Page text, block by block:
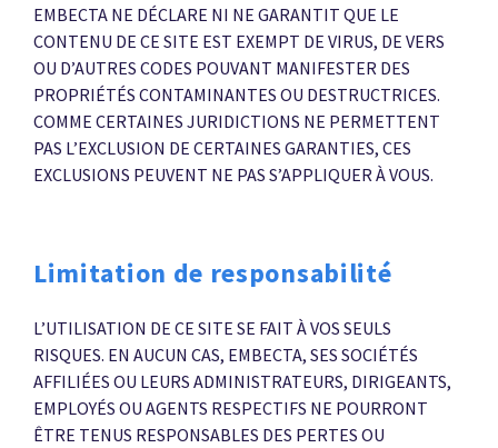
EMBECTA NE DÉCLARE NI NE GARANTIT QUE LE
CONTENU DE CE SITE EST EXEMPT DE VIRUS, DE VERS
OU D’AUTRES CODES POUVANT MANIFESTER DES
PROPRIÉTÉS CONTAMINANTES OU DESTRUCTRICES.
COMME CERTAINES JURIDICTIONS NE PERMETTENT
PAS L’EXCLUSION DE CERTAINES GARANTIES, CES
EXCLUSIONS PEUVENT NE PAS S’APPLIQUER À VOUS.
Limitation de responsabilité
L’UTILISATION DE CE SITE SE FAIT À VOS SEULS
RISQUES. EN AUCUN CAS, EMBECTA, SES SOCIÉTÉS
AFFILIÉES OU LEURS ADMINISTRATEURS, DIRIGEANTS,
EMPLOYÉS OU AGENTS RESPECTIFS NE POURRONT
ÊTRE TENUS RESPONSABLES DES PERTES OU